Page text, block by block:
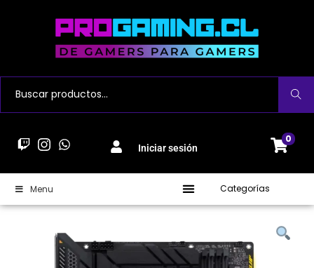
Buscar
Iniciar sesión
0
Menu Categorías